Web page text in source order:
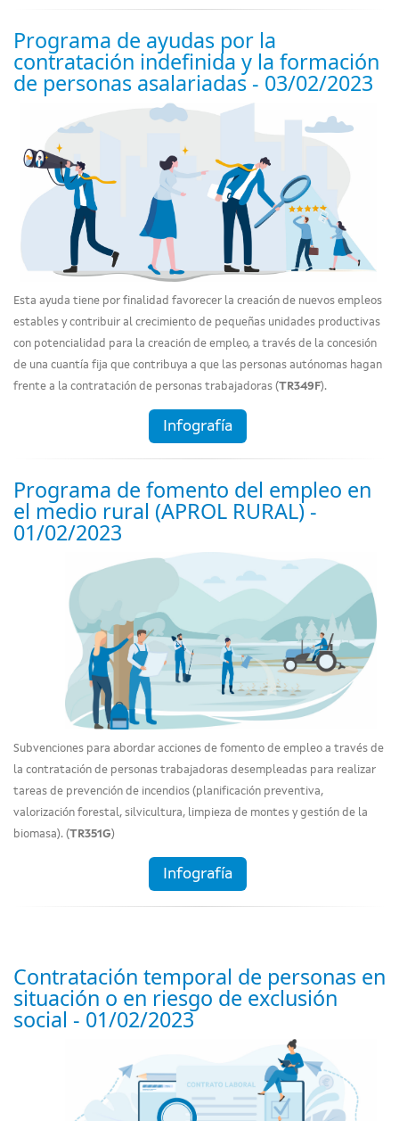
Programa de ayudas por la
contratación indefinida y la formación
de personas asalariadas - 03/02/2023
Esta ayuda tiene por finalidad favorecer la creación de nuevos empleos
estables y contribuir al crecimiento de pequeñas unidades productivas
con potencialidad para la creación de empleo, a través de la concesión
de una cuantía fija que contribuya a que las personas autónomas hagan
frente a la contratación de personas trabajadoras (TR349F).
Infografía
Programa de fomento del empleo en
el medio rural (APROL RURAL) -
01/02/2023
Subvenciones para abordar acciones de fomento de empleo a través de
la contratación de personas trabajadoras desempleadas para realizar
tareas de prevención de incendios (planificación preventiva,
valorización forestal, silvicultura, limpieza de montes y gestión de la
biomasa). (TR351G)
Infografía
Contratación temporal de personas en
situación o en riesgo de exclusión
social - 01/02/2023